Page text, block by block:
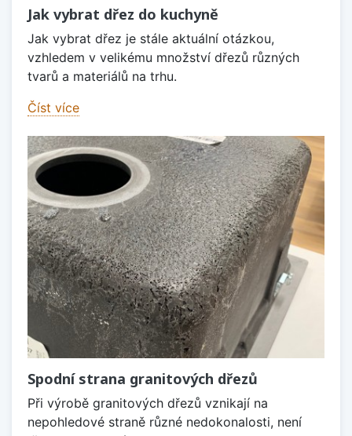
Jak vybrat dřez do kuchyně
Jak vybrat dřez je stále aktuální otázkou,
vzhledem v velikému množství dřezů různých
tvarů a materiálů na trhu.
Číst více
Spodní strana granitových dřezů
Při výrobě granitových dřezů vznikají na
nepohledové straně různé nedokonalosti, není